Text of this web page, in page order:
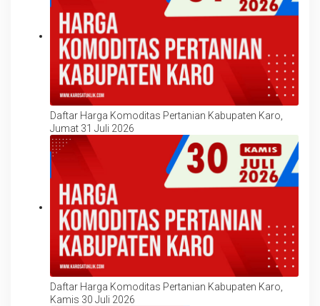
Daftar Harga Komoditas Pertanian Kabupaten Karo,
Jumat 31 Juli 2026
Daftar Harga Komoditas Pertanian Kabupaten Karo,
Kamis 30 Juli 2026